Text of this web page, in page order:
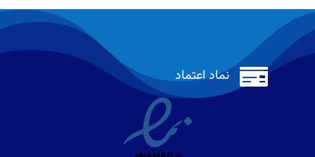
بود.
است.
 نماد اعتماد